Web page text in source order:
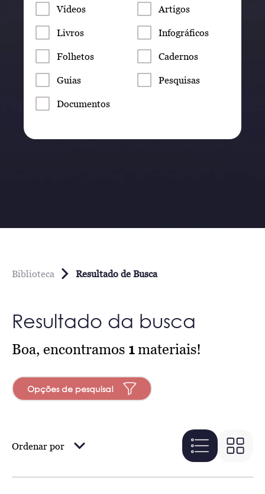
Vídeos Artigos
Livros Infográficos
Folhetos Cadernos
Guias Pesquisas
Documentos
Biblioteca Resultado de Busca
Resultado da busca
Boa, encontramos 1materiais!
Opções de pesquisa!
Ordenar por